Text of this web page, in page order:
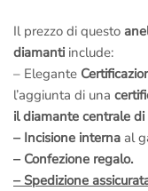
Il prezzo di questo
diamanti include:
– Elegante
l’aggiunta di una
il diamante centrale di
– Incisione interna al
– Confezione regalo.
– Spedizione